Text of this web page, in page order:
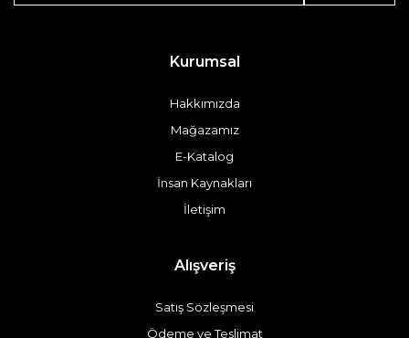
Kurumsal
Hakkımızda
Mağazamız
E-Katalog
İnsan Kaynakları
İletişim
Alışveriş
Satış Sözleşmesi
Ödeme ve Teslimat